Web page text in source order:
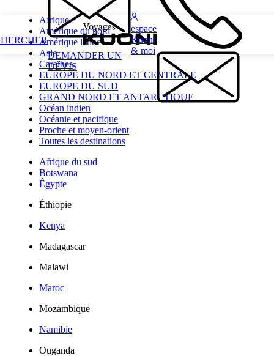
DEMANDER UN
DEVIS
espace
Kuoni
& moi
Afrique
Amérique du nord
Amérique latine
Asie
Caraïbes
EUROPE DU NORD ET CENTRALE
EUROPE DU SUD
GRAND NORD ET ANTARCTIQUE
Océan indien
Océanie et pacifique
Proche et moyen-orient
Toutes les destinations
Afrique du sud
Botswana
Égypte
Éthiopie
Kenya
Madagascar
Malawi
Maroc
Mozambique
Namibie
Ouganda